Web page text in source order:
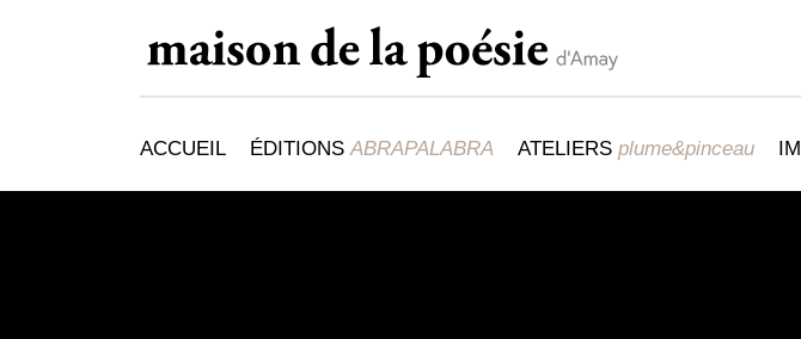
ACCUEIL ÉDITIONS ABRAPALABRA ATELIERS plume&pinceau